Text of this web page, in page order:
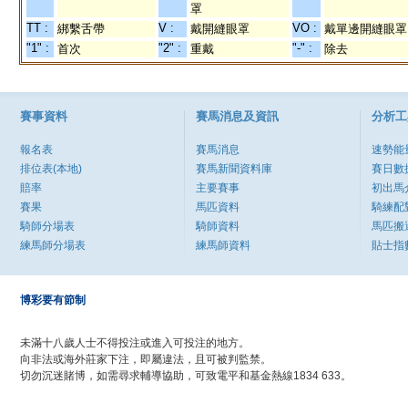
罩
TT : 綁繫舌帶 V : 戴開縫眼罩 VO : 戴單邊開縫眼罩
"1" :
首次 "2" : 重戴 "-" : 除去
賽事資料
報名表
排位表(本地)
賠率
賽果
騎師分場表
練馬師分場表
賽馬消息及資訊
賽馬消息
賽馬新聞資料庫
主要賽事
馬匹資料
騎師資料
練馬師資料
分析
速勢能
賽日數
初出馬
騎練配
馬匹搬
貼士指
博彩要有節制
未滿十八歲人士不得投注或進入可投注的地方。
向非法或海外莊家下注，即屬違法，且可被判監禁。
切勿沉迷賭博，如需尋求輔導協助，可致電平和基金熱線1834 633。